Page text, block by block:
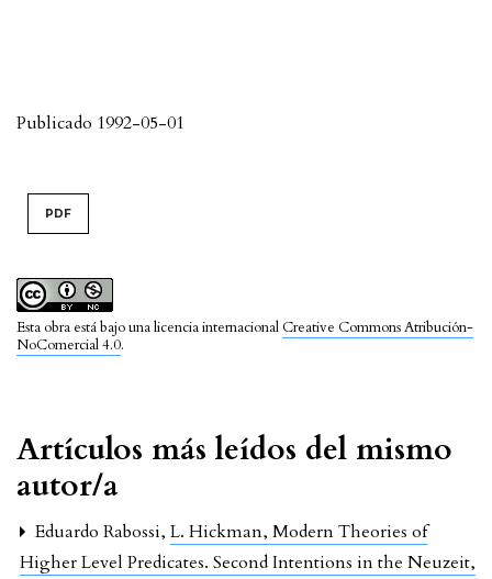
Publicado 1992-05-01
Esta obra está bajo una licencia internacional Creative Commons Atribución-
NoComercial 4.0.
PDF
Artículos más leídos del mismo
autor/a
Eduardo Rabossi, L. Hickman, Modern Theories of
Higher Level Predicates. Second Intentions in the Neuzeit,